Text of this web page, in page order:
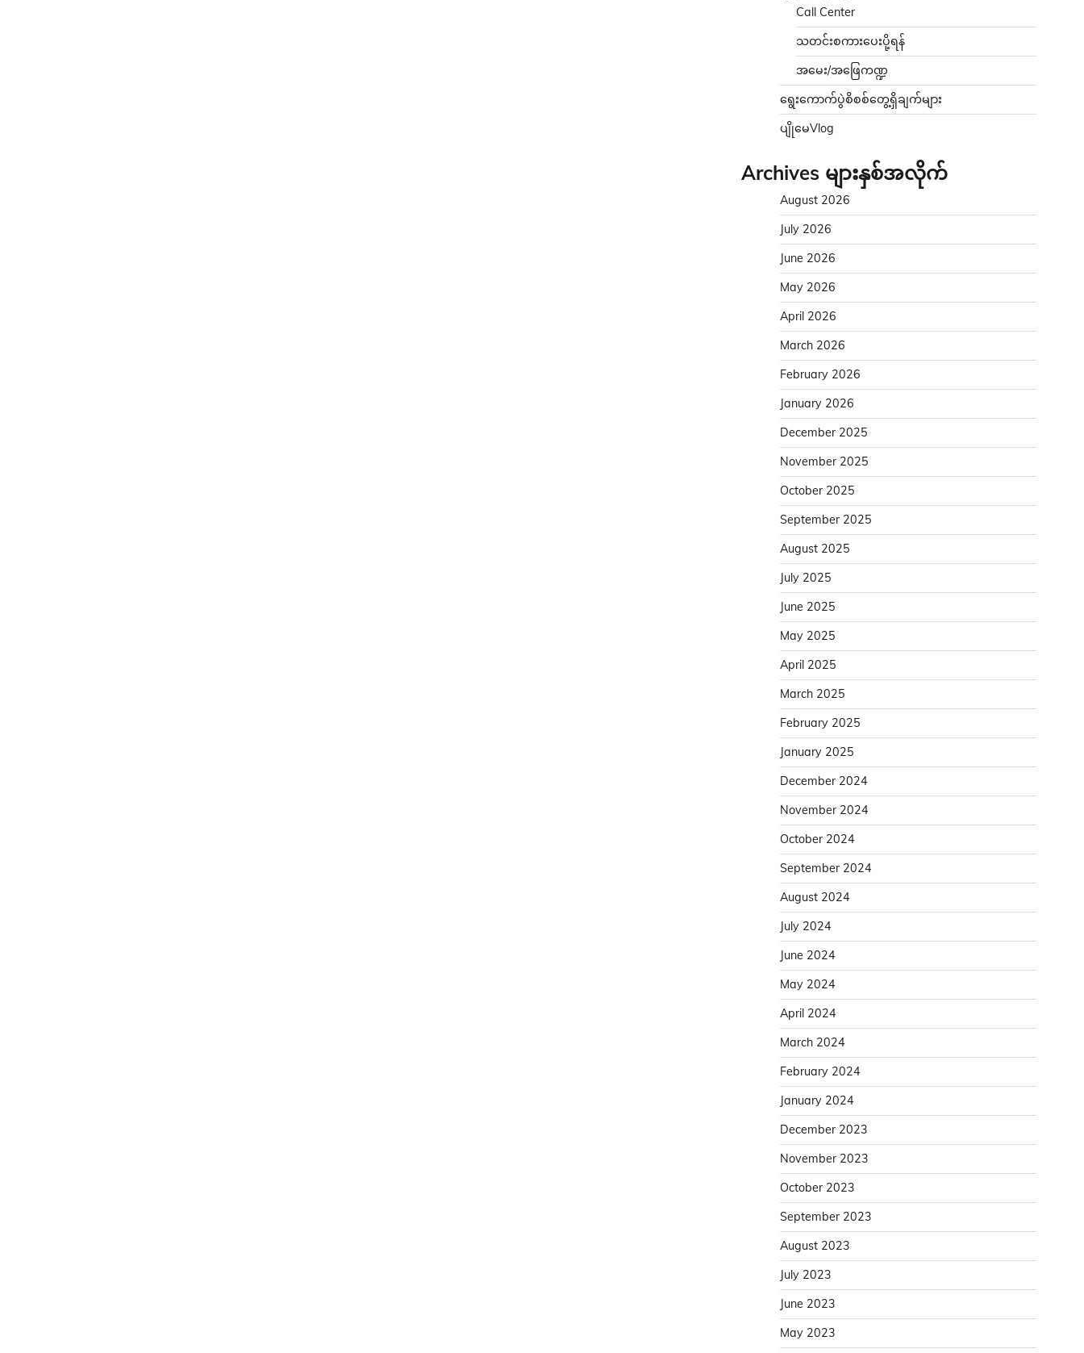
Call Center
သတင်းစကားပေးပို့ရန်
အမေး/အဖြေကဏ္ဍ
ရွေးကောက်ပွဲစိစစ်တွေ့ရှိချက်များ
ပျိုမေVlog
Archives များနှစ်အလိုက်
August 2026
July 2026
June 2026
May 2026
April 2026
March 2026
February 2026
January 2026
December 2025
November 2025
October 2025
September 2025
August 2025
July 2025
June 2025
May 2025
April 2025
March 2025
February 2025
January 2025
December 2024
November 2024
October 2024
September 2024
August 2024
July 2024
June 2024
May 2024
April 2024
March 2024
February 2024
January 2024
December 2023
November 2023
October 2023
September 2023
August 2023
July 2023
June 2023
May 2023